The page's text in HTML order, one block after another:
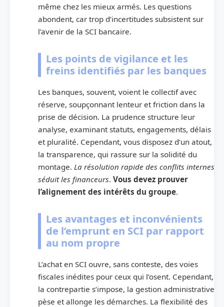
même chez les mieux armés. Les questions
abondent, car trop d’incertitudes subsistent sur
l’avenir de la SCI bancaire.
Les points de vigilance et les
freins identifiés par les banques
Les banques, souvent, voient le collectif avec
réserve, soupçonnant lenteur et friction dans la
prise de décision. La prudence structure leur
analyse, examinant statuts, engagements, délais
et pluralité. Cependant, vous disposez d’un atout,
la transparence, qui rassure sur la solidité du
montage. La résolution rapide des conflits internes
séduit les financeurs. Vous devez prouver
l’alignement des intérêts du groupe.
Les avantages et inconvénients
de l’emprunt en SCI par rapport
au nom propre
L’achat en SCI ouvre, sans conteste, des voies
fiscales inédites pour ceux qui l’osent. Cependant,
la contrepartie s’impose, la gestion administrative
pèse et allonge les démarches. La flexibilité des